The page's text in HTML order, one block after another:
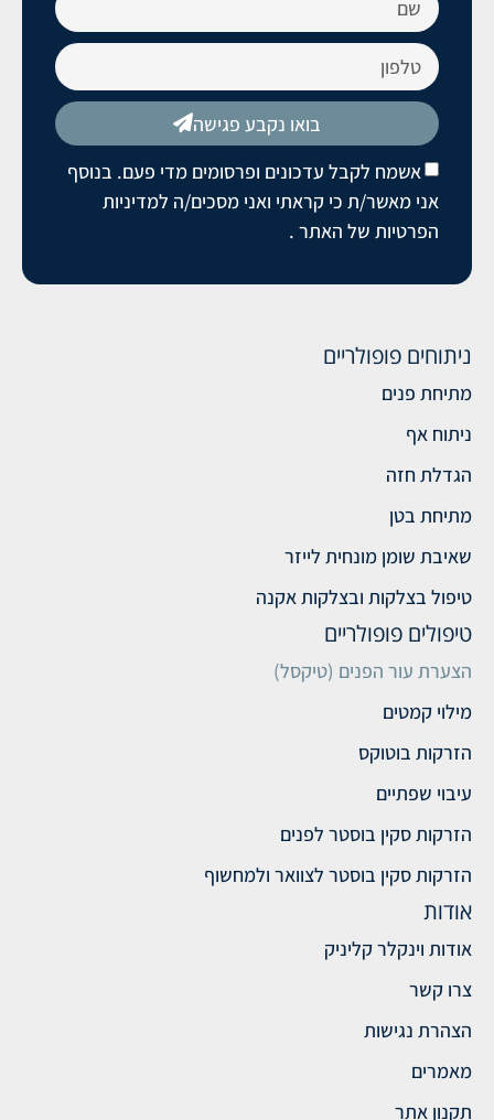
אשמח לקבל עדכונים ופרסומים מדי פעם. בנוסף
אני מאשר/ת כי קראתי ואני מסכים/ה למדיניות
הפרטיות של האתר .
בואו נקבע פגישה
ניתוחים פופולריים
מתיחת פנים
ניתוח אף
הגדלת חזה
מתיחת בטן
שאיבת שומן מונחית לייזר
טיפול בצלקות ובצלקות אקנה
טיפולים פופולריים
הצערת עור הפנים (טיקסל)
מילוי קמטים
הזרקות בוטוקס
עיבוי שפתיים
הזרקות סקין בוסטר לפנים
הזרקות סקין בוסטר לצוואר ולמחשוף
אודות
אודות וינקלר קליניק
צרו קשר
הצהרת נגישות
מאמרים
תקנון אתר